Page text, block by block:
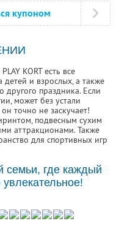
купоном
KORT есть все
и взрослых, а также
праздника. Если
может без устали
точно не заскучает!
подвесным сухим
аттракционами. Также
для спортивных игр
семьи, где каждый